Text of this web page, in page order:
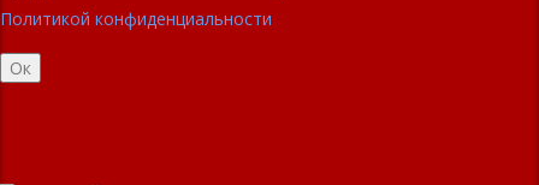
Политикой конфиденциальности
Ок